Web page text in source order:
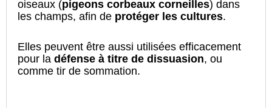
oiseaux (pigeons corbeaux corneilles) dans
les champs, afin de protéger les cultures.
Elles peuvent être aussi utilisées efficacement
pour ladéfense à titre de dissuasion, ou
comme tir de sommation.